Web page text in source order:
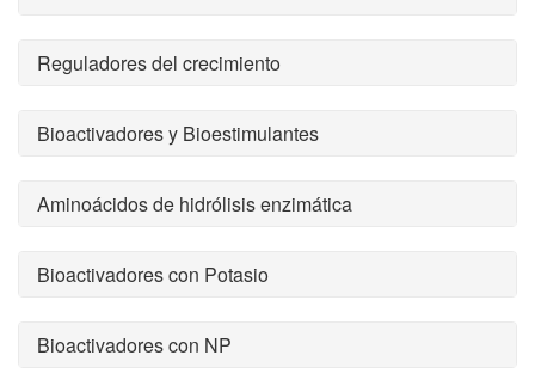
Reguladores del crecimiento
Bioactivadores y Bioestimulantes
Aminoácidos de hidrólisis enzimática
Bioactivadores con Potasio
Bioactivadores con NP